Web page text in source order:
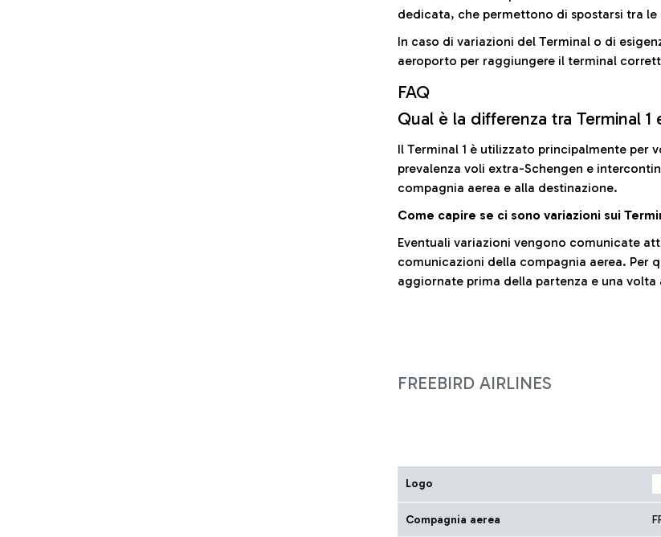
dedicata, che permettono di spostarsi tra le
In caso di variazioni del Terminal o di
aeroporto per raggiungere il terminal
FAQ
Qual è la differenza tra Terminal 1
Il Terminal 1 è utilizzato principalmente per
prevalenza voli extra-Schengen e
compagnia aerea e alla destinazione.
Come capire se ci sono variazioni sui
Eventuali variazioni vengono comunicate
comunicazioni della compagnia aerea. Per
aggiornate prima della partenza e una
FREEBIRD AIRLINES
Logo
Compagnia aerea